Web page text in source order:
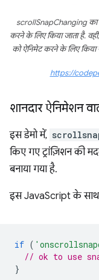
scrollSnapChanging
करने के लिए किया जाता है.
को ऐनिमेट करने के लिए किया
https://
शानदार ऐनिमेशन
इस डेमो में,
किए गए ट्रांज़िशन की
बनाया गया है.
इस JavaScript के साथ
if (
// ok to use
}